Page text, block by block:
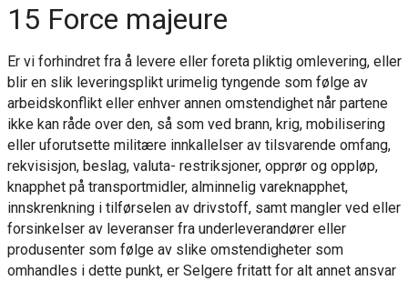
15 Force majeure
Er vi forhindret fra å levere eller foreta pliktig omlevering, eller
blir en slik leveringsplikt urimelig tyngende som følge av
arbeidskonflikt eller enhver annen omstendighet når partene
ikke kan råde over den, så som ved brann, krig, mobilisering
eller uforutsette militære innkallelser av tilsvarende omfang,
rekvisisjon, beslag, valuta- restriksjoner, opprør og oppløp,
knapphet på transportmidler, alminnelig vareknapphet,
innskrenkning i tilførselen av drivstoff, samt mangler ved eller
forsinkelser av leveranser fra underleverandører eller
produsenter som følge av slike omstendigheter som
omhandles i dette punkt, er Selgere fritatt for alt annet ansvar